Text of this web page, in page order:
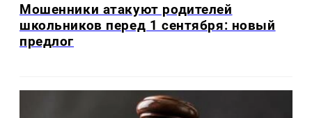
Мошенники атакуют родителей
школьников перед 1 сентября: новый
предлог